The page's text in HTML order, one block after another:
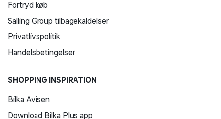
Fortryd køb
Salling Group tilbagekaldelser
Privatlivspolitik
Handelsbetingelser
SHOPPING INSPIRATION
Bilka Avisen
Download Bilka Plus app